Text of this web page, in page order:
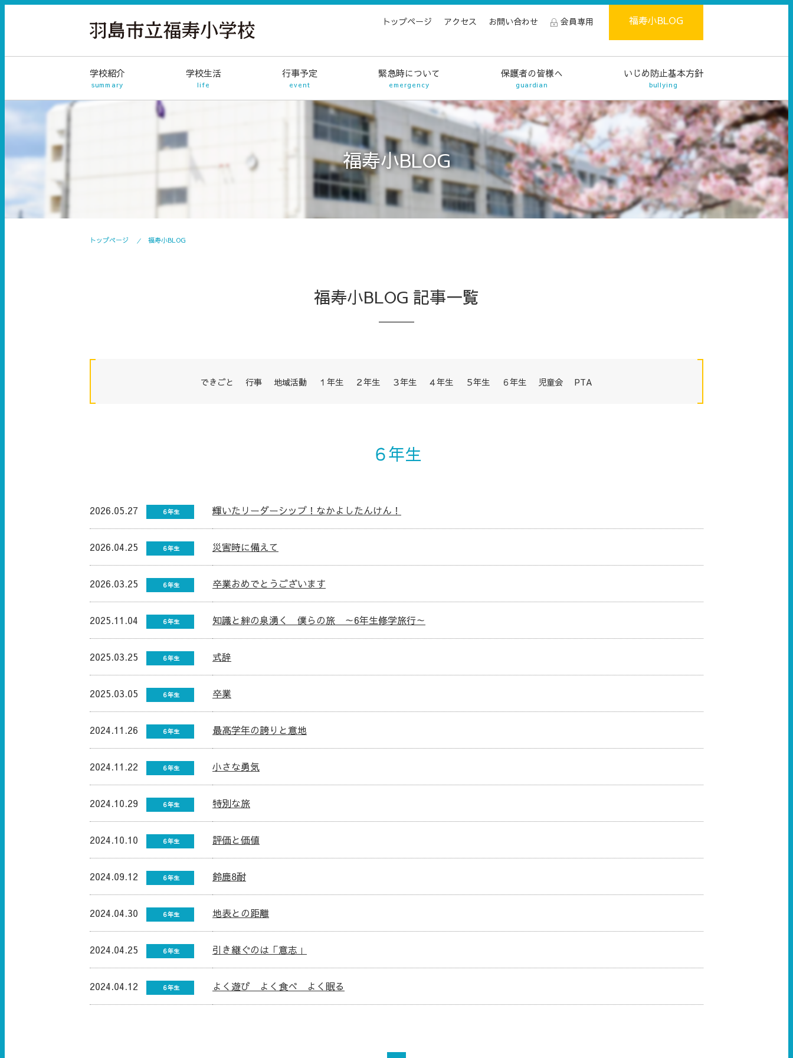
トップページ アクセス お問い合わせ 会員専用 福寿小BLOG
学校紹介
summary
学校生活
life
行事予定
event
緊急時について
emergency
保護者の皆様へ
guardian
いじめ防止基本方針
bullying
福寿小BLOG
トップページ 福寿小BLOG
福寿小BLOG 記事一覧
できごと 行事 地域活動 １年生 ２年生 ３年生 ４年生 ５年生 ６年生 児童会 PTA
６年生
2026.05.27 ６年生 輝いたリーダーシップ！なかよしたんけん！
2026.04.25 ６年生 災害時に備えて
2026.03.25 ６年生 卒業おめでとうございます
2025.11.04 ６年生 知識と絆の泉湧く 僕らの旅 ～6年生修学旅行～
2025.03.25 ６年生 式辞
2025.03.05 ６年生 卒業
2024.11.26 ６年生 最高学年の誇りと意地
2024.11.22 ６年生 小さな勇気
2024.10.29 ６年生 特別な旅
2024.10.10 ６年生 評価と価値
2024.09.12 ６年生 鈴鹿8耐
2024.04.30 ６年生 地表との距離
2024.04.25 ６年生 引き継ぐのは「意志」
2024.04.12 ６年生 よく遊び よく食べ よく眠る